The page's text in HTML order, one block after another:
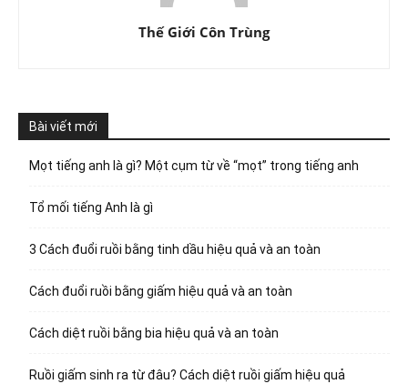
Thế Giới Côn Trùng
Bài viết mới
Mọt tiếng anh là gì? Một cụm từ về “mọt” trong tiếng anh
Tổ mối tiếng Anh là gì
3 Cách đuổi ruồi bằng tinh dầu hiệu quả và an toàn
Cách đuổi ruồi bằng giấm hiệu quả và an toàn
Cách diệt ruồi bằng bia hiệu quả và an toàn
Ruồi giấm sinh ra từ đâu? Cách diệt ruồi giấm hiệu quả